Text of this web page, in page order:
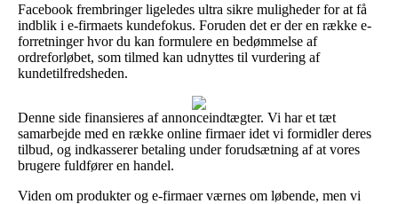
Facebook frembringer ligeledes ultra sikre muligheder for at få
indblik i e-firmaets kundefokus. Foruden det er der en række e-
forretninger hvor du kan formulere en bedømmelse af
ordreforløbet, som tilmed kan udnyttes til vurdering af
kundetilfredsheden.
Denne side finansieres af annonceindtægter. Vi har et tæt
samarbejde med en række online firmaer idet vi formidler deres
tilbud, og indkasserer betaling under forudsætning af at vores
brugere fuldfører en handel.
Viden om produkter og e-firmaer værnes om løbende, men vi